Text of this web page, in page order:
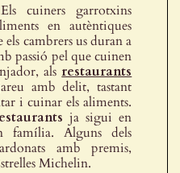
cuiners garrotxins
en autèntiques
cambrers us duran a
passió pel que cuinen
als restaurants
amb delit, tastant
i cuinar els aliments.
ja sigui en
família. Alguns dels
amb premis,
Michelin.